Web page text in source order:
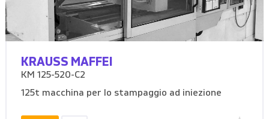
KRAUSS MAFFEI
KM 125-520-C2
125t macchina per lo stampaggio ad iniezione